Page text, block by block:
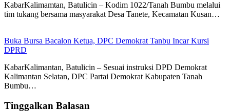
KabarKalimamtan, Batulicin – Kodim 1022/Tanah Bumbu melalui
tim tukang bersama masyarakat Desa Tanete, Kecamatan Kusan…
Buka Bursa Bacalon Ketua, DPC Demokrat Tanbu Incar Kursi
DPRD
KabarKalimantan, Batulicin – Sesuai instruksi DPD Demokrat
Kalimantan Selatan, DPC Partai Demokrat Kabupaten Tanah
Bumbu…
Tinggalkan Balasan